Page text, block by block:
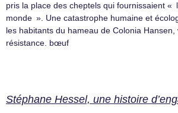
pris la place des cheptels qui fournissaient «
monde ». Une catastrophe humaine et
les habitants du hameau de Colonia
résistance. bœuf
Stéphane Hessel, une histoire